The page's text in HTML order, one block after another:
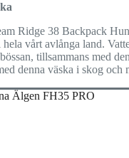
Ridge 38 Backpack
hela vårt avlånga land.
tillsammans med
denna väska i skog och